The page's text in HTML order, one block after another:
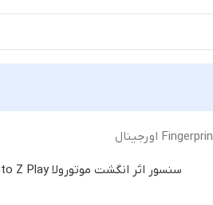
سنسور اثر انگشت موتورولا Moto Z Play | حسگر Fingerprint اورجینال